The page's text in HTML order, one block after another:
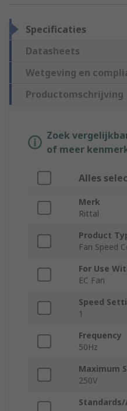
Specificaties
Datasheets
Wetgeving en
Productomschrijving
Zoek
of meer
Alles
Merk
Rittal
Product
Fan Speed
For Use
EC Fan
Speed
1
Frequency
50Hz
Maximum
250V